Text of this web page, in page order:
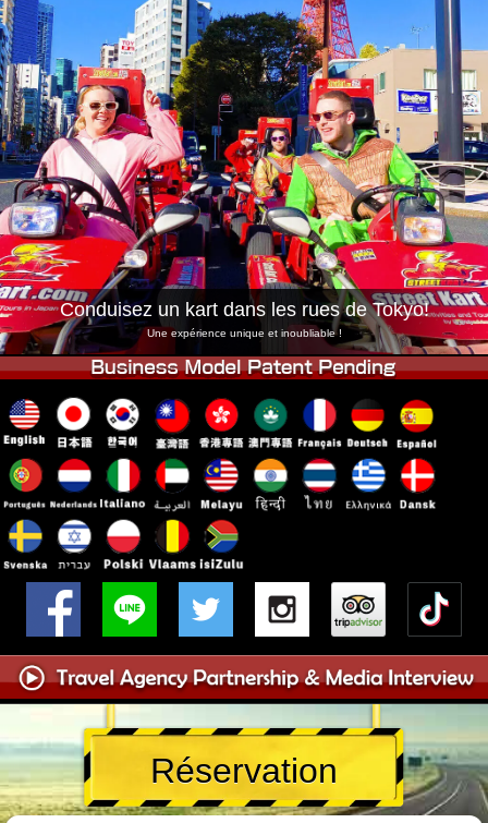
Entreprise Réservation
Changer de Magasin
Tokyo Shinagawa Tokyo Akihabara#1
Tokyo Akihabara#2 Tokyo Shibuya
Tokyo Shibuya Annexe Baie de Tokyo
Tokyo Asakusa Osaka
Okinawa
Conduisez un kart dans les rues de Tokyo!
Une expérience unique et inoubliable !
Réservation